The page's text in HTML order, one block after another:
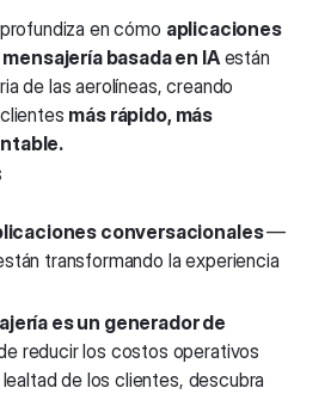
en cómo aplicaciones
basada en IAestán
de las aerolíneas, creando
más rápido, más
conversacionales—
transformando la experiencia
es un generador de
reducir los costos operativos
de los clientes, descubra